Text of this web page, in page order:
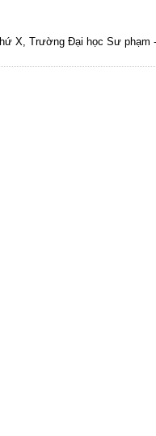
X, Trường Đại học Sư phạm